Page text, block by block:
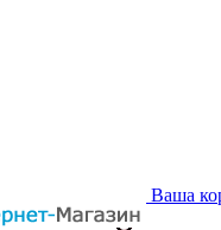
Ваша